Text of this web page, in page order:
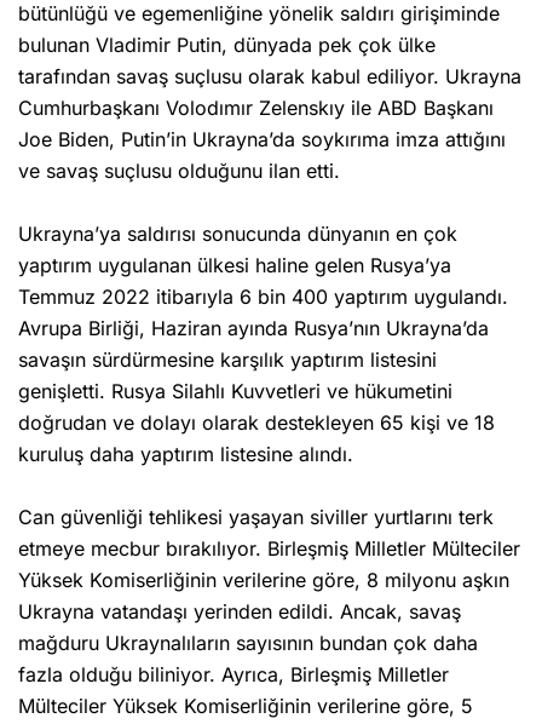
bütünlüğü ve egemenliğine yönelik saldırı girişiminde
bulunan Vladimir Putin, dünyada pek çok ülke
tarafından savaş suçlusu olarak kabul ediliyor. Ukrayna
Cumhurbaşkanı Volodımır Zelenskıy ile ABD Başkanı
Joe Biden, Putin’in Ukrayna’da soykırıma imza attığını
ve savaş suçlusu olduğunu ilan etti.
Ukrayna’ya saldırısı sonucunda dünyanın en çok
yaptırım uygulanan ülkesi haline gelen Rusya’ya
Temmuz 2022 itibarıyla 6 bin 400 yaptırım uygulandı.
Avrupa Birliği, Haziran ayında Rusya’nın Ukrayna’da
savaşın sürdürmesine karşılık yaptırım listesini
genişletti. Rusya Silahlı Kuvvetleri ve hükumetini
doğrudan ve dolayı olarak destekleyen 65 kişi ve 18
kuruluş daha yaptırım listesine alındı.
Can güvenliği tehlikesi yaşayan siviller yurtlarını terk
etmeye mecbur bırakılıyor. Birleşmiş Milletler Mülteciler
Yüksek Komiserliğinin verilerine göre, 8 milyonu aşkın
Ukrayna vatandaşı yerinden edildi. Ancak, savaş
mağduru Ukraynalıların sayısının bundan çok daha
fazla olduğu biliniyor. Ayrıca, Birleşmiş Milletler
Mülteciler Yüksek Komiserliğinin verilerine göre, 5